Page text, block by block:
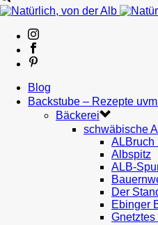
Blog
Backstube – Rezepte
Bäckerei
schwäbische
ALBruch
Albspitz
ALB-
Der
Ebinger
Gnetztes